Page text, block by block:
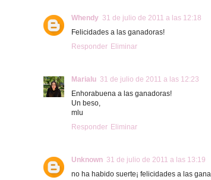
Whendy 31 de julio de 2011 a las 12:18
Felicidades a las ganadoras!
Responder Eliminar
Marialu 31 de julio de 2011 a las 12:23
Enhorabuena a las ganadoras!
Un beso,
mlu
Responder Eliminar
Unknown 31 de julio de 2011 a las 13:19
no ha habido suerte¡ felicidades a las